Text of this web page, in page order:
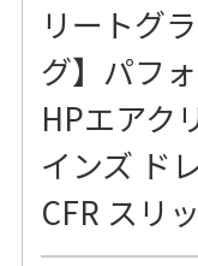
リートグ
グ】パフ
HPエアク
インズ ド
CFR スリ